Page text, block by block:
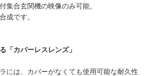
集合玄関機の映像のみ可能。
成です。
「カバーレスレンズ」
には、カバーがなくても使用可能な耐久性